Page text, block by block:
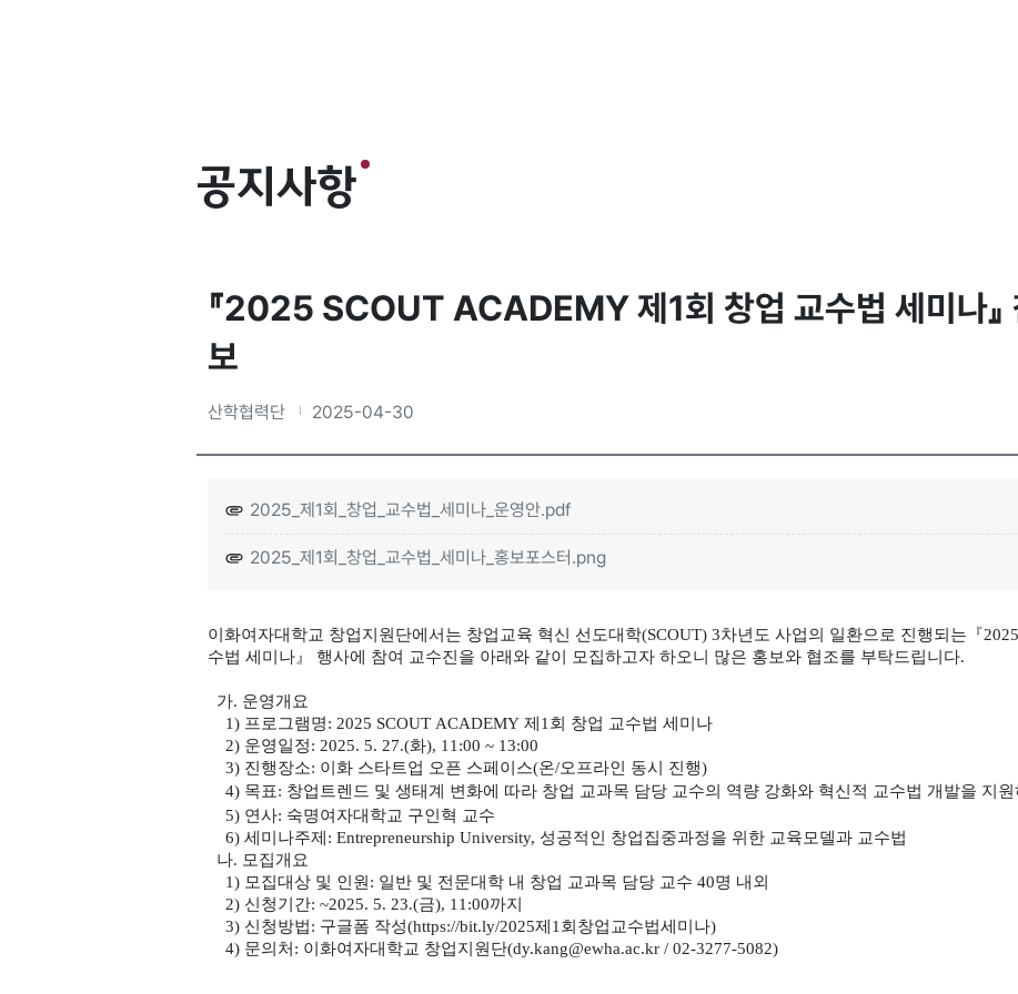
공지사항
『2025 SCOUT ACADEMY 제1회 창업 교수법 세미나』
보
산학협력단 2025-04-30
2025_제1회_창업_교수법_세미나_운영안.pdf
2025_제1회_창업_교수법_세미나_홍보포스터.png
이화여자대학교 창업지원단에서는 창업교육 혁신 선도대학(SCOUT) 3차년도 사업의 일환으로 진행되는『
수법 세미나』 행사에 참여 교수진을 아래와 같이 모집하고자 하오니 많은 홍보와 협조를 부탁드립니다.
가. 운영개요
1) 프로그램명: 2025 SCOUT ACADEMY 제1회 창업 교수법 세미나
2) 운영일정: 2025. 5. 27.(화), 11:00 ~ 13:00
3) 진행장소: 이화 스타트업 오픈 스페이스(온/오프라인 동시 진행)
4) 목표: 창업트렌드 및 생태계 변화에 따라 창업 교과목 담당 교수의 역량 강화와 혁신적 교수법 개발을 지
5) 연사: 숙명여자대학교 구인혁 교수
6) 세미나주제: Entrepreneurship University, 성공적인 창업집중과정을 위한 교육모델과 교수법
나. 모집개요
1) 모집대상 및 인원: 일반 및 전문대학 내 창업 교과목 담당 교수 40명 내외
2) 신청기간: ~2025. 5. 23.(금), 11:00까지
3) 신청방법: 구글폼 작성(https://bit.ly/2025제1회창업교수법세미나)
4) 문의처: 이화여자대학교 창업지원단(dy.kang@ewha.ac.kr / 02-3277-5082)